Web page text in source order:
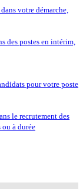
votre démarche,
des postes en intérim,
pour votre poste
le recrutement des
à durée